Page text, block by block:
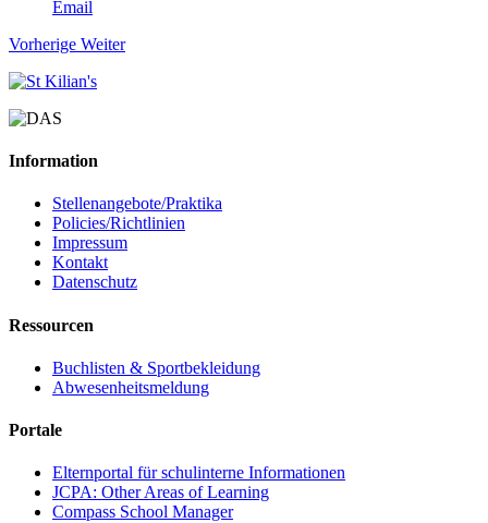
Email
Vorherige Weiter
Information
Stellenangebote/Praktika
Policies/Richtlinien
Impressum
Kontakt
Datenschutz
Ressourcen
Buchlisten & Sportbekleidung
Abwesenheitsmeldung
Portale
Elternportal für schulinterne Informationen
JCPA: Other Areas of Learning
Compass School Manager